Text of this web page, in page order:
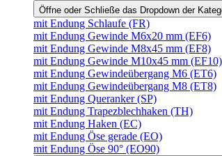
Öffne oder Schließe das Dropdown der
mit Endung Schlaufe (FR)
mit Endung Gewinde M6x20 mm (EF6)
mit Endung Gewinde M8x45 mm (EF8)
mit Endung Gewinde M10x45 mm (EF10)
mit Endung Gewindeübergang M6 (ET6)
mit Endung Gewindeübergang M8 (ET8)
mit Endung Queranker (SP)
mit Endung Trapezblechhaken (TH)
mit Endung Haken (EC)
mit Endung Öse gerade (EO)
mit Endung Öse 90° (EO90)